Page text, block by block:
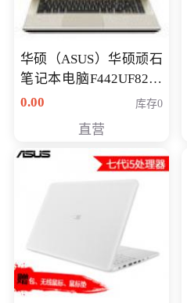
华硕（ASUS）华硕顽石
笔记本电脑F442UF8250
八代独显轻薄办公商务
0.00 库存0
直营